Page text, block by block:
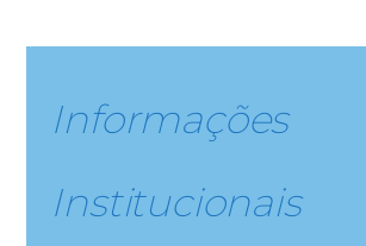
Informações
Institucionais